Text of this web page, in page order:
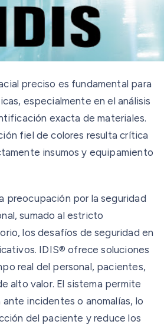
preciso es fundamental para
especialmente en el análisis
exacta de materiales.
fiel de colores resulta crítica
insumos y equipamiento
preocupación por la seguridad
sumado al estricto
los desafíos de seguridad en
IDIS® ofrece soluciones
real del personal, pacientes,
alto valor. El sistema permite
incidentes o anomalías, lo
del paciente y reduce los